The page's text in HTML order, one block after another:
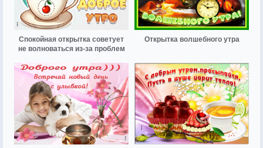
Спокойная открытка советует
не волноваться из-за проблем
Открытка волшебного утра